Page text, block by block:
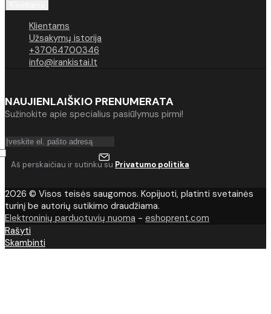
Klientams
Užsakymų istorija
+37064700346
info@irankistai.lt
NAUJIENLAIŠKIO PRENUMERATA
Sužinokite apie specialius pasiūlymus pirmi!
Aš perskaičiau ir sutinku su Privatumo politika
2026 © Visos teisės saugomos. Kopijuoti, platinti svetainės
turinį be autorių sutikimo draudžiama.
Elektroninių parduotuvių nuoma - eshoprent.com
Rašyti
Skambinti